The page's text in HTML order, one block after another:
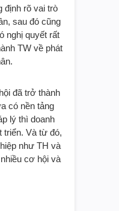
định rõ vai trò
sau đó cũng
nghị quyết rất
TW về phát
đã trở thành
có nền tảng
lý thì doanh
triển. Và từ đó,
như TH và
cơ hội và